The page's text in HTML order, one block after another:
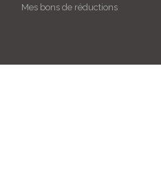
Mes bons de réductions